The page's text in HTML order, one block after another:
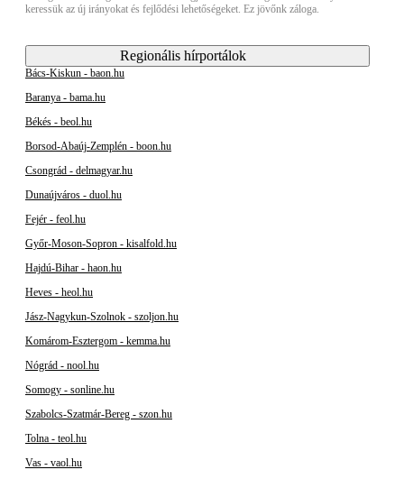
keressük az új irányokat és fejlődési lehetőségeket. Ez jövőnk záloga.
Regionális hírportálok
Bács-Kiskun - baon.hu
Baranya - bama.hu
Békés - beol.hu
Borsod-Abaúj-Zemplén - boon.hu
Csongrád - delmagyar.hu
Dunaújváros - duol.hu
Fejér - feol.hu
Győr-Moson-Sopron - kisalfold.hu
Hajdú-Bihar - haon.hu
Heves - heol.hu
Jász-Nagykun-Szolnok - szoljon.hu
Komárom-Esztergom - kemma.hu
Nógrád - nool.hu
Somogy - sonline.hu
Szabolcs-Szatmár-Bereg - szon.hu
Tolna - teol.hu
Vas - vaol.hu